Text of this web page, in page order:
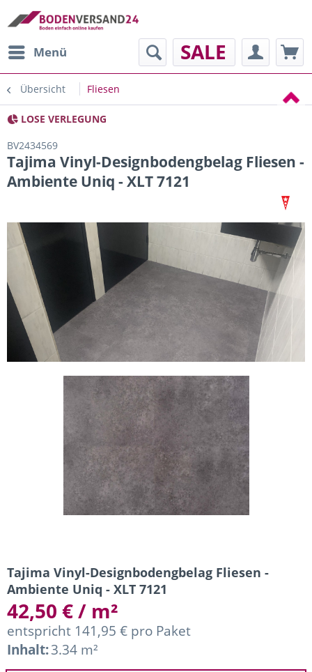
Menü SALE
Übersicht Fliesen
LOSE VERLEGUNG
BV2434569
Tajima Vinyl-Designbodengbelag Fliesen -
Ambiente Uniq - XLT 7121
Tajima Vinyl-Designbodengbelag Fliesen -
Ambiente Uniq - XLT 7121
42,50 € / m²
entspricht 141,95 € pro Paket
Inhalt:3.34 m²